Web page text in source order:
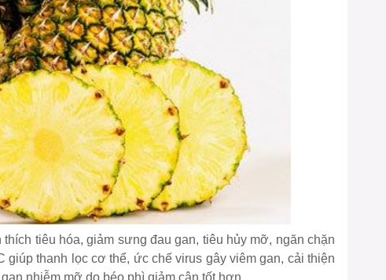
tiêu hóa, giảm sưng đau gan, tiêu hủy mỡ, ngăn chặn
giúp thanh lọc cơ thể, ức chế virus gây viêm gan, cải thiện